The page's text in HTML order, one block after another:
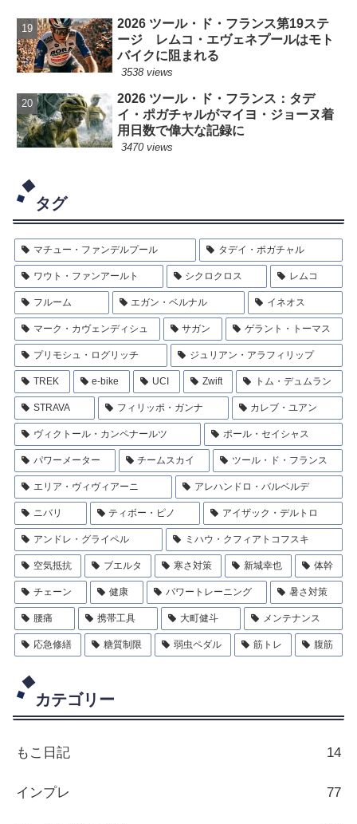
2026 ツール・ド・フランス第19ステ
ージ レムコ・エヴェネプールはモト
バイクに阻まれる
3538 views
2026 ツール・ド・フランス：タデ
イ・ポガチャルがマイヨ・ジョーヌ着
用日数で偉大な記録に
3470 views
タグ
マチュー・ファンデルプール タデイ・ポガチャル
ワウト・ファンアールト シクロクロス レムコ
フルーム エガン・ベルナル イネオス
マーク・カヴェンディシュ サガン ゲラント・トーマス
プリモシュ・ログリッチ ジュリアン・アラフィリップ
TREK e-bike UCI Zwift トム・デュムラン
STRAVA フィリッポ・ガンナ カレブ・ユアン
ヴィクトール・カンペナールツ ポール・セイシャス
パワーメーター チームスカイ ツール・ド・フランス
エリア・ヴィヴィアーニ アレハンドロ・バルベルデ
ニバリ ティボー・ピノ アイザック・デルトロ
アンドレ・グライペル ミハウ・クフィアトコフスキ
空気抵抗 ブエルタ 寒さ対策 新城幸也 体幹
チェーン 健康 パワートレーニング 暑さ対策
腰痛 携帯工具 大町健斗 メンテナンス
応急修繕 糖質制限 弱虫ペダル 筋トレ 腹筋
カテゴリー
もこ日記 14
インプレ 77